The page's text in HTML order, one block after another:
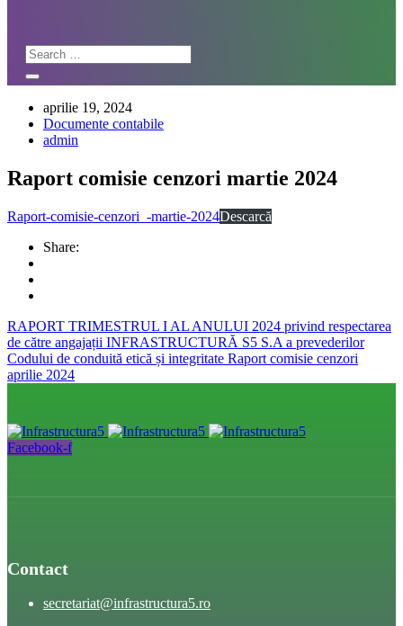
aprilie 19, 2024
Documente contabile
admin
Raport comisie cenzori martie 2024
Raport-comisie-cenzori_-martie-2024Descarcă
Share:
RAPORT TRIMESTRUL I AL ANULUI 2024 privind respectarea
de către angajații INFRASTRUCTURĂ S5 S.A a prevederilor
Codului de conduită etică și integritate Raport comisie cenzori
aprilie 2024
Facebook-f
Contact
secretariat@infrastructura5.ro